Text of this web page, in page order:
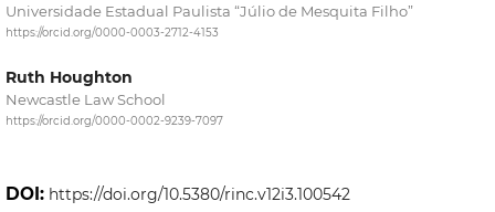
Universidade Estadual Paulista “Júlio de Mesquita Filho”
https://orcid.org/0000-0003-2712-4153
Ruth Houghton
Newcastle Law School
https://orcid.org/0000-0002-9239-7097
DOI: https://doi.org/10.5380/rinc.v12i3.100542